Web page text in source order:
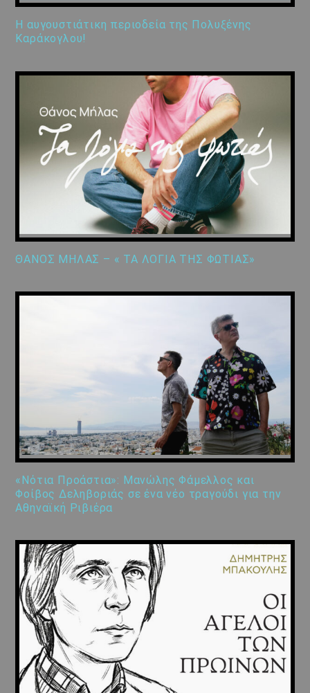
Η αυγουστιάτικη περιοδεία της Πολυξένης
Καράκογλου!
ΘΑΝΟΣ ΜΗΛΑΣ – « ΤΑ ΛΟΓΙΑ ΤΗΣ ΦΩΤΙΑΣ»
«Νότια Προάστια»: Μανώλης Φάμελλος και
Φοίβος Δεληβοριάς σε ένα νέο τραγούδι για την
Αθηναϊκή Ριβιέρα